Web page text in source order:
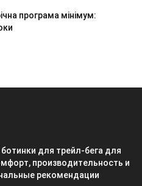
програма мінімум:
для трейл-бега для
производительность и
рекомендации